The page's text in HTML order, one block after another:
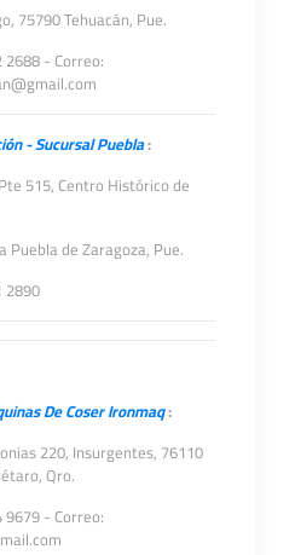
75790 Tehuacán, Pue.
- Correo:
- Sucursal Puebla:
515, Centro Histórico de
Puebla de Zaragoza, Pue.
2890
De Coser Ironmaq:
220, Insurgentes, 76110
Qro.
- Correo: